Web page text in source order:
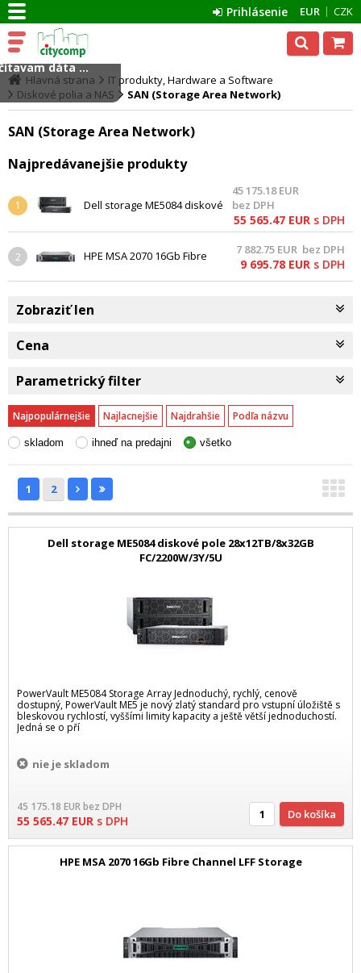
EUR CZK
Prihlásenie
Hlavná strana
IT produkty, Hardware a Software
Diskové polia a NAS
SAN (Storage Area Network)
SAN (Storage Area Network)
Najpredávanejšie produkty
1
Dell storage ME5084 diskové
FC/2200W/3Y/5U
45 175.18EUR
bez DPH
55 565.47 EUR s DPH
2
HPE MSA 2070 16Gb Fibre
7 882.75 EUR bez DPH
9 695.78 EUR s DPH
Zobraziť len
Cena
Parametrický filter
Najpopulárnejšie Najlacnejšie Najdrahšie Podľa názvu
skladom ihneď na predajni všetko
1 2
Dell storage ME5084 diskové pole 28x12TB/8x32GB
FC/2200W/3Y/5U
PowerVault ME5084 Storage Array Jednoduchý, rychlý, cenově
dostupný, PowerVault ME5 je nový zlatý standard pro vstupní úložiště s
bleskovou rychlostí, vyššími limity kapacity a ještě větší jednoduchostí.
Jedná se o pří
nie je skladom
45 175.18 EURbez DPH
55 565.47 EUR s DPH Do košíka
HPE MSA 2070 16Gb Fibre Channel LFF Storage
dáta ...